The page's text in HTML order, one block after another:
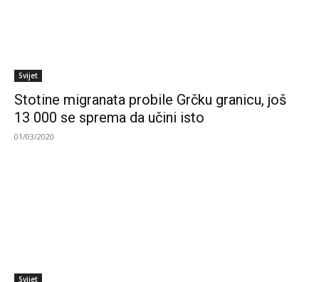
Svijet
Stotine migranata probile Grčku granicu, još
13 000 se sprema da učini isto
01/03/2020
Svijet